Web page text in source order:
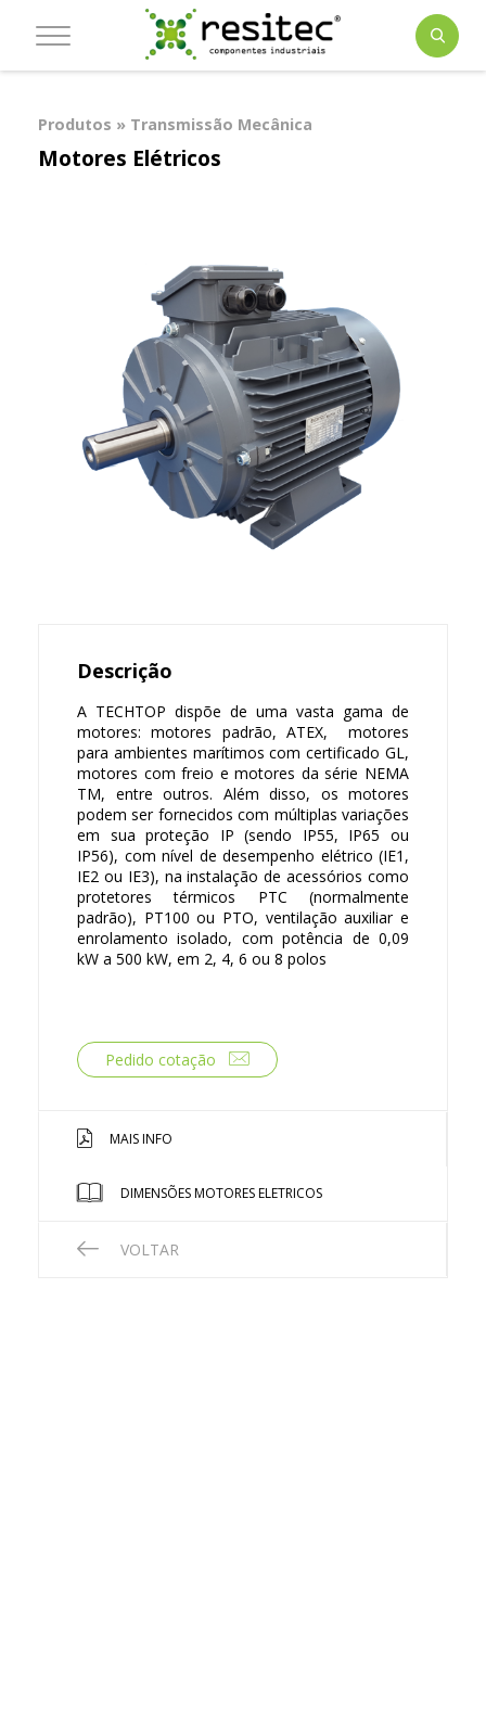
Produtos » Transmissão Mecânica
Motores Elétricos
Descrição
A TECHTOP dispõe de uma vasta gama de
motores: motores padrão, ATEX, motores
para ambientes marítimos com certificado GL,
motores com freio e motores da série NEMA
TM, entre outros. Além disso, os motores
podem ser fornecidos com múltiplas variações
em sua proteção IP (sendo IP55, IP65 ou
IP56), com nível de desempenho elétrico (IE1,
IE2 ou IE3), na instalação de acessórios como
protetores térmicos PTC (normalmente
padrão), PT100 ou PTO, ventilação auxiliar e
enrolamento isolado, com potência de 0,09
kW a 500 kW, em 2, 4, 6 ou 8 polos
Pedido cotação
MAIS INFO
DIMENSÕES MOTORES ELETRICOS
VOLTAR